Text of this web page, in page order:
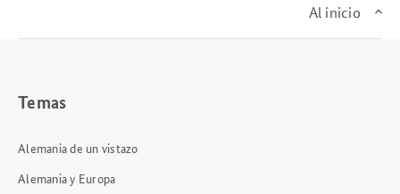
Al inicio
Temas
Alemania de un vistazo
Alemania y Europa